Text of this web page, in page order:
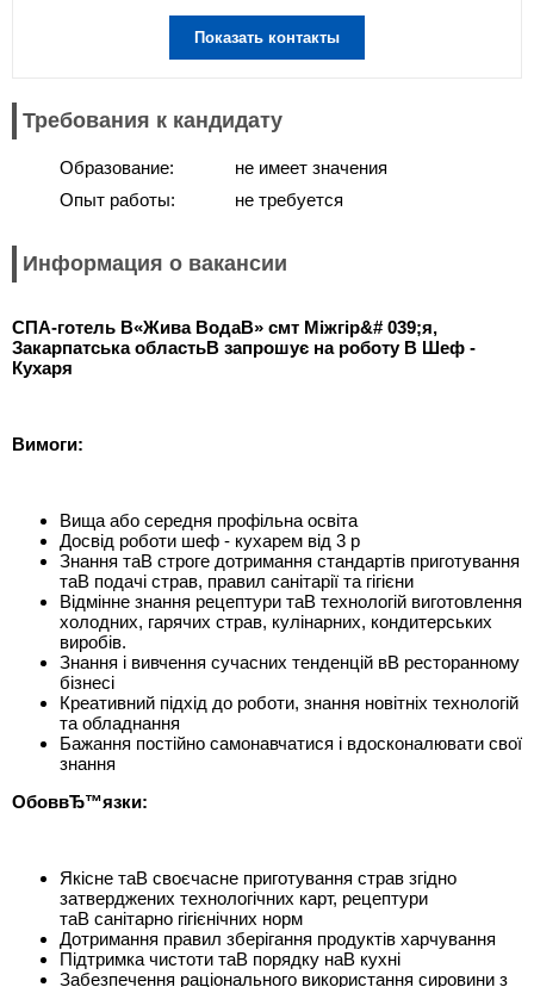
Показать контакты
Требования к кандидату
Образование:
Опыт работы:
не имеет значения
не требуется
Информация о вакансии
СПА-готель В«Жива ВодаВ» смт Міжгір&# 039;я,
Закарпатська областьВ запрошує на роботу В Шеф -
Кухаря
Вимоги:
Вища або середня профільна освіта
Досвід роботи шеф - кухарем від 3 р
Знання таВ строге дотримання стандартів приготування
таВ подачі страв, правил санітарії та гігієни
Відмінне знання рецептури таВ технологій виготовлення
холодних, гарячих страв, кулінарних, кондитерських
виробів.
Знання і вивчення сучасних тенденцій вВ ресторанному
бізнесі
Креативний підхід до роботи, знання новітніх технологій
та обладнання
Бажання постійно самонавчатися і вдосконалювати свої
знання
ОбоввЂ™язки:
Якісне таВ своєчасне приготування страв згідно
затверджених технологічних карт, рецептури
таВ санітарно гігієнічних норм
Дотримання правил зберігання продуктів харчування
Підтримка чистоти таВ порядку наВ кухні
Забезпечення раціонального використання сировини з